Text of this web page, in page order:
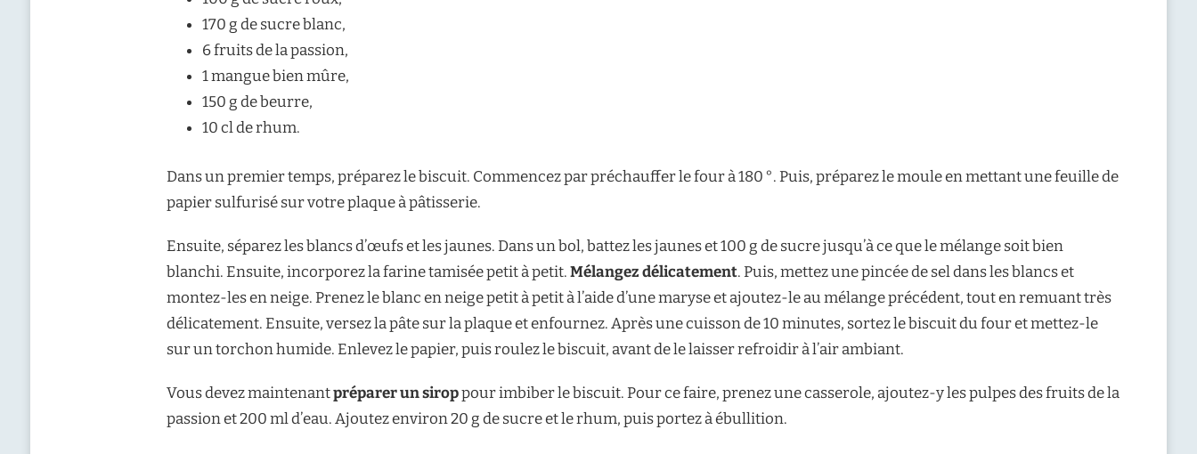
170 g de sucre blanc,
6 fruits de la passion,
1 mangue bien mûre,
150 g de beurre,
10 cl de rhum.
Dans un premier temps, préparez le biscuit. Commencez par préchauffer le four à 180 °. Puis, préparez le moule en mettant une feuille de
papier sulfurisé sur votre plaque à pâtisserie.
Ensuite, séparez les blancs d’œufs et les jaunes. Dans un bol, battez les jaunes et 100 g de sucre jusqu’à ce que le mélange soit bien
blanchi. Ensuite, incorporez la farine tamisée petit à petit.Mélangez délicatement. Puis, mettez une pincée de sel dans les blancs et
montez-les en neige. Prenez le blanc en neige petit à petit à l’aide d’une maryse et ajoutez-le au mélange précédent, tout en remuant très
délicatement. Ensuite, versez la pâte sur la plaque et enfournez. Après une cuisson de 10 minutes, sortez le biscuit du four et mettez-le
sur un torchon humide. Enlevez le papier, puis roulez le biscuit, avant de le laisser refroidir à l’air ambiant.
Vous devez maintenantpréparer un siroppour imbiber le biscuit. Pour ce faire, prenez une casserole, ajoutez-y les pulpes des fruits de la
passion et 200 ml d’eau. Ajoutez environ 20 g de sucre et le rhum, puis portez à ébullition.